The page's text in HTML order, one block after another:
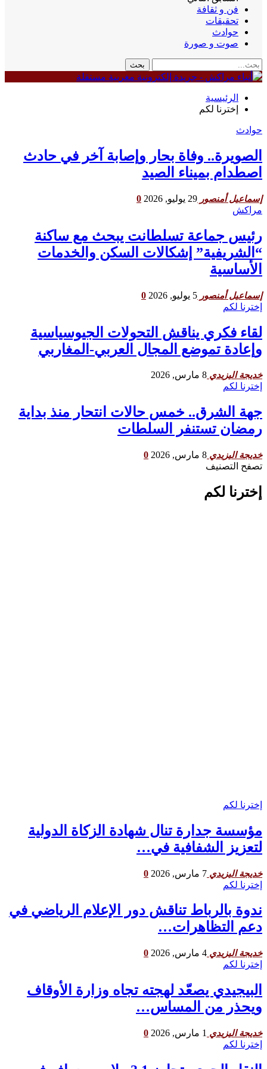
فن و ثقافة
تحقيقات
حوادث
صوت و صورة
الرئيسية
إخترنا لكم
حوادث
الصويرة.. وفاة بحار وإصابة آخر في حادث
اصطدام بميناء الصيد
إسماعيل أمنصور 29 يوليو, 2026
0
مراكش
رئيس جماعة تسلطانت يبحث مع ساكنة
“الشريفية” إشكالات السكن والخدمات
الأساسية
إسماعيل أمنصور 5 يوليو, 2026
0
إخترنا لكم
لقاء فكري يناقش التحولات الجيوسياسية
وإعادة تموضع المجال العربي-المغاربي
خديجة اليزيدي 8 مارس, 2026
إخترنا لكم
جهة الشرق.. خمس حالات انتحار منذ بداية
رمضان تستنفر السلطات
خديجة اليزيدي 8 مارس, 2026
0
تصفح التصنيف
إخترنا لكم
إخترنا لكم
مؤسسة جدارة تنال شهادة الزكاة الدولية
لتعزيز الشفافية في…
خديجة اليزيدي 7 مارس, 2026
0
إخترنا لكم
ندوة بالرباط تناقش دور الإعلام الرياضي في
دعم التظاهرات…
خديجة اليزيدي 4 مارس, 2026
0
إخترنا لكم
البيجيدي يصعّد لهجته تجاه وزارة الأوقاف
ويحذر من المساس…
خديجة اليزيدي 1 مارس, 2026
0
إخترنا لكم